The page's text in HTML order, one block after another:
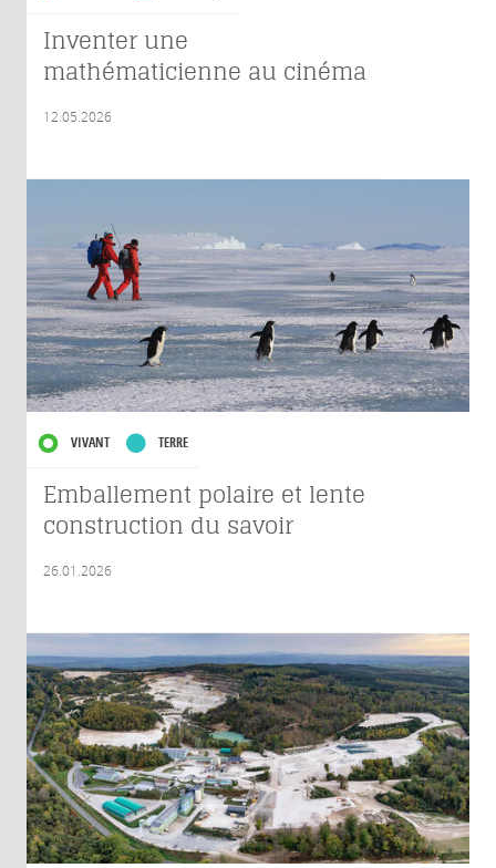
Inventer une
mathématicienne au cinéma
12.05.2026
VIVANT TERRE
Emballement polaire et lente
construction du savoir
26.01.2026